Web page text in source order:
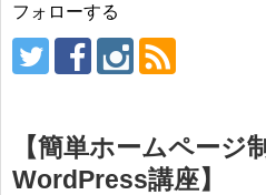
フォローする
【簡単ホームページ
WordPress講座】